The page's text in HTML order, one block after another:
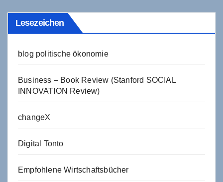
Lesezeichen
blog politische ökonomie
Business – Book Review (Stanford SOCIAL
INNOVATION Review)
changeX
Digital Tonto
Empfohlene Wirtschaftsbücher